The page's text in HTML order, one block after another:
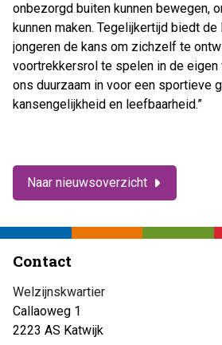
onbezorgd buiten kunnen bewegen,
kunnen maken. Tegelijkertijd biedt
jongeren de kans om zichzelf te
voortrekkersrol te spelen in de
ons duurzaam in voor een sportieve
kansengelijkheid en leefbaarheid.”
Naar nieuwsoverzicht
Contact
Welzijnskwartier
Callaoweg 1
2223 AS Katwijk